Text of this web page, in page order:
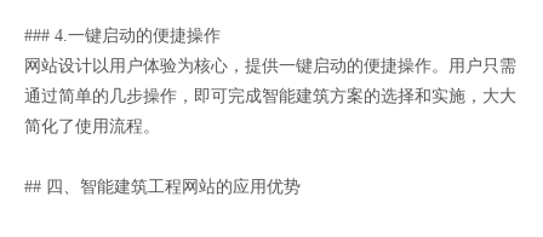
### 4.一键启动的便捷操作
网站设计以用户体验为核心，提供一键启动的便捷操作。用户只需
通过简单的几步操作，即可完成智能建筑方案的选择和实施，大大
简化了使用流程。
## 四、智能建筑工程网站的应用优势